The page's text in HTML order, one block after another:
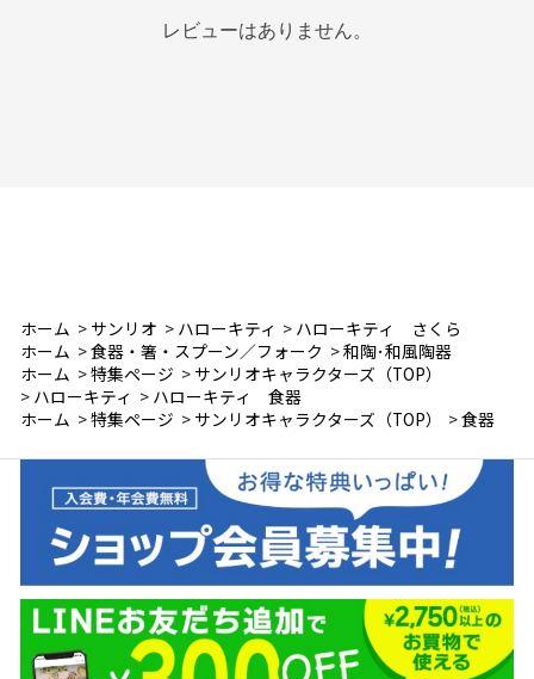
レビューはありません。
ホーム > サンリオ > ハローキティ > ハローキティ さくら
ホーム >食器・箸・スプーン／フォーク >和陶･和風陶器
ホーム >特集ページ > サンリオキャラクターズ（TOP）
> ハローキティ > ハローキティ 食器
ホーム >特集ページ > サンリオキャラクターズ（TOP） >食器